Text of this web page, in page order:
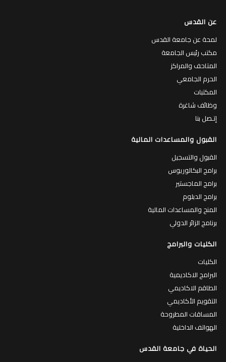
عن القدس
لمحة عن جامعة القدس
مكتب رئيس الجامعة
المتاحف والمراكز
الحرم الجامعي
المكتبات
إتـصل بنا
القبول والمساعدات المالية
القبول والتسجيل
برامج البكالوريوس
برامج الماجستير
برامج الدبلوم
المنح والمساعدات المالية
برنامج الزائر الدولي
الكليات والبرامج
الكليات
البرامج الاكاديمية
الطاقم الاكاديمي
التقويم الأكاديمي
الهواتف الداخلية